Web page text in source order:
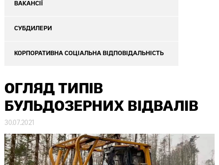
ВАКАНСІЇ
СУБДИЛЕРИ
КОРПОРАТИВНА СОЦІАЛЬНА ВІДПОВІДАЛЬНІСТЬ
ОГЛЯД ТИПІВ
БУЛЬДОЗЕРНИХ ВІДВАЛІВ
30.07.2021